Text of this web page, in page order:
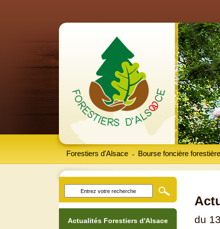
Forestiers d'Alsace Bourse foncière forestière
-
du
Actualités Forestiers d'Alsace